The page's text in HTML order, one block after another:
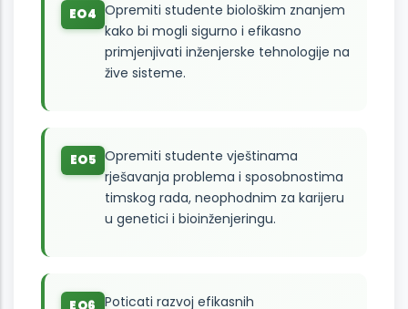
EO4 Opremiti studente biološkim znanjem
kako bi mogli sigurno i efikasno
primjenjivati inženjerske tehnologije na
žive sisteme.
EO5 Opremiti studente vještinama
rješavanja problema i sposobnostima
timskog rada, neophodnim za karijeru
u genetici i bioinženjeringu.
Poticati razvoj efikasnih